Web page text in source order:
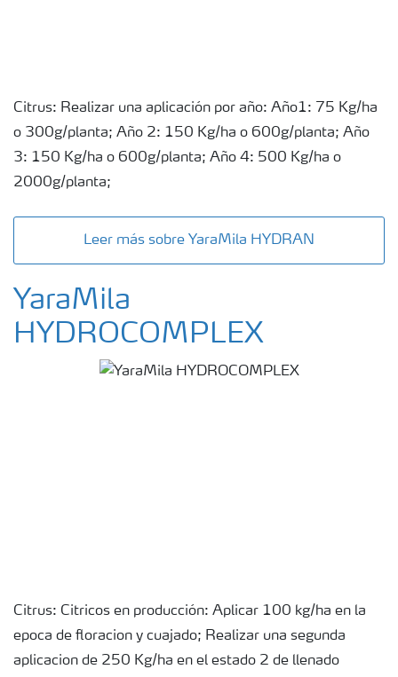
Citrus: Realizar una aplicación por año: Año1: 75 Kg/ha
o 300g/planta; Año 2: 150 Kg/ha o 600g/planta; Año
3: 150 Kg/ha o 600g/planta; Año 4: 500 Kg/ha o
2000g/planta;
Leer más sobre YaraMila HYDRAN
YaraMila
HYDROCOMPLEX
Citrus: Citricos en producción: Aplicar 100 kg/ha en la
epoca de floracion y cuajado; Realizar una segunda
aplicacion de 250 Kg/ha en el estado 2 de llenado